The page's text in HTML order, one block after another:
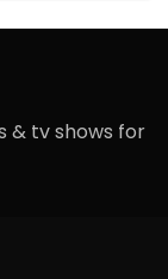
& tv shows for